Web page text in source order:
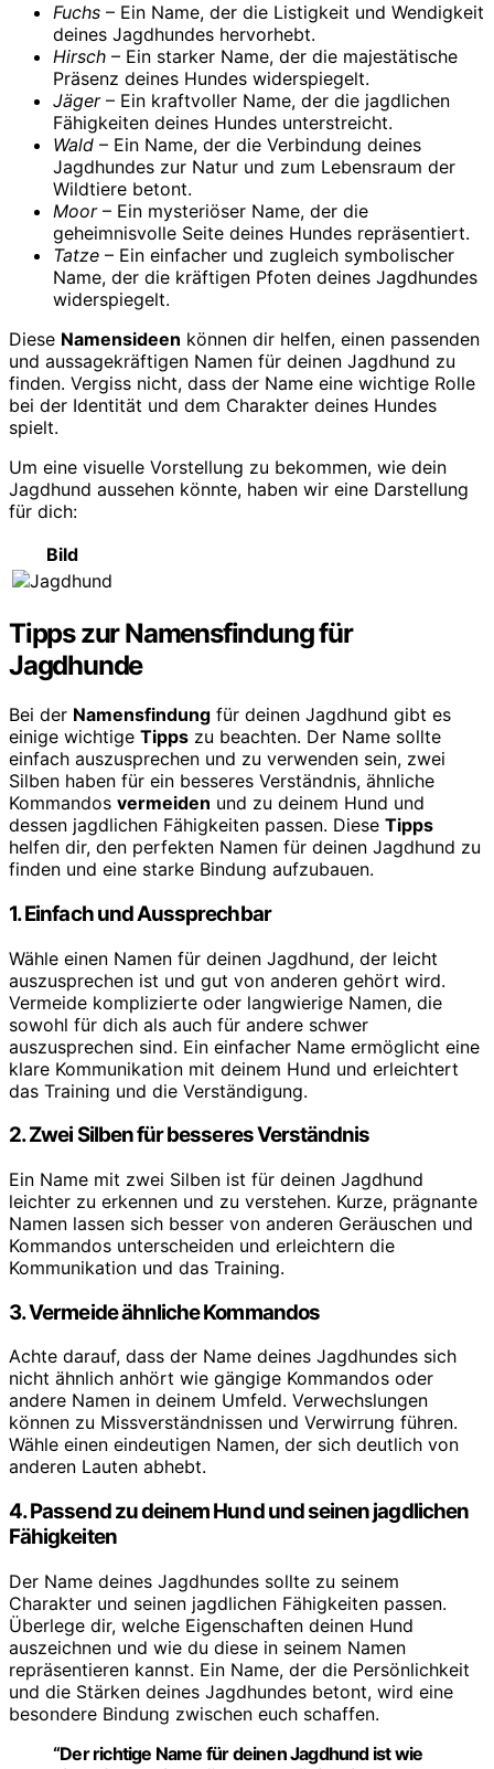
Fuchs – Ein Name, der die Listigkeit und Wendigkeit
deines Jagdhundes hervorhebt.
Hirsch – Ein starker Name, der die majestätische
Präsenz deines Hundes widerspiegelt.
Jäger– Ein kraftvoller Name, der die jagdlichen
Fähigkeiten deines Hundes unterstreicht.
Wald – Ein Name, der die Verbindung deines
Jagdhundes zur Natur und zum Lebensraum der
Wildtiere betont.
Moor– Ein mysteriöser Name, der die
geheimnisvolle Seite deines Hundes repräsentiert.
Tatze – Ein einfacher und zugleich symbolischer
Name, der die kräftigen Pfoten deines Jagdhundes
widerspiegelt.
Diese Namensideen können dir helfen, einen passenden
und aussagekräftigen Namen für deinen Jagdhund zu
finden. Vergiss nicht, dass der Name eine wichtige Rolle
bei der Identität und dem Charakter deines Hundes
spielt.
Um eine visuelle Vorstellung zu bekommen, wie dein
Jagdhund aussehen könnte, haben wir eine Darstellung
für dich:
Bild
Tipps zur Namensfindung für
Jagdhunde
Bei der Namensfindung für deinen Jagdhund gibt es
einige wichtige Tipps zu beachten. Der Name sollte
einfach auszusprechen und zu verwenden sein, zwei
Silben haben für ein besseres Verständnis, ähnliche
Kommandos vermeiden und zu deinem Hund und
dessen jagdlichen Fähigkeiten passen. Diese Tipps
helfen dir, den perfekten Namen für deinen Jagdhund zu
finden und eine starke Bindung aufzubauen.
1. Einfach und Aussprechbar
Wähle einen Namen für deinen Jagdhund, der leicht
auszusprechen ist und gut von anderen gehört wird.
Vermeide komplizierte oder langwierige Namen, die
sowohl für dich als auch für andere schwer
auszusprechen sind. Ein einfacher Name ermöglicht eine
klare Kommunikation mit deinem Hund und erleichtert
das Training und die Verständigung.
2. Zwei Silben für besseres Verständnis
Ein Name mit zwei Silben ist für deinen Jagdhund
leichter zu erkennen und zu verstehen. Kurze, prägnante
Namen lassen sich besser von anderen Geräuschen und
Kommandos unterscheiden und erleichtern die
Kommunikation und das Training.
3. Vermeide ähnliche Kommandos
Achte darauf, dass der Name deines Jagdhundes sich
nicht ähnlich anhört wie gängige Kommandos oder
andere Namen in deinem Umfeld. Verwechslungen
können zu Missverständnissen und Verwirrung führen.
Wähle einen eindeutigen Namen, der sich deutlich von
anderen Lauten abhebt.
4. Passend zu deinem Hund und seinen jagdlichen
Fähigkeiten
Der Name deines Jagdhundes sollte zu seinem
Charakter und seinen jagdlichen Fähigkeiten passen.
Überlege dir, welche Eigenschaften deinen Hund
auszeichnen und wie du diese in seinem Namen
repräsentieren kannst. Ein Name, der die Persönlichkeit
und die Stärken deines Jagdhundes betont, wird eine
besondere Bindung zwischen euch schaffen.
“Der richtige Name für deinen Jagdhund ist wie